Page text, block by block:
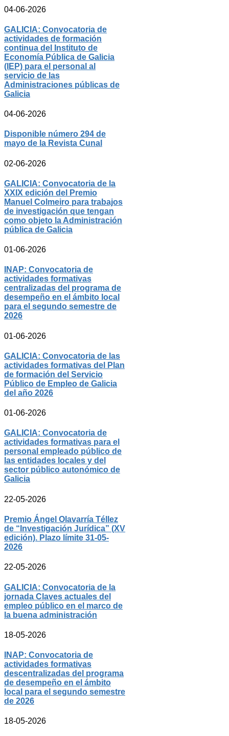
04-06-2026
GALICIA: Convocatoria de
actividades de formación
continua del Instituto de
Economía Pública de Galicia
(IEP) para el personal al
servicio de las
Administraciones públicas de
Galicia
04-06-2026
Disponible número 294 de
mayo de la Revista Cunal
02-06-2026
GALICIA: Convocatoria de la
XXIX edición del Premio
Manuel Colmeiro para trabajos
de investigación que tengan
como objeto la Administración
pública de Galicia
01-06-2026
INAP: Convocatoria de
actividades formativas
centralizadas del programa de
desempeño en el ámbito local
para el segundo semestre de
2026
01-06-2026
GALICIA: Convocatoria de las
actividades formativas del Plan
de formación del Servicio
Público de Empleo de Galicia
del año 2026
01-06-2026
GALICIA: Convocatoria de
actividades formativas para el
personal empleado público de
las entidades locales y del
sector público autonómico de
Galicia
22-05-2026
Premio Ángel Olavarría Téllez
de “Investigación Jurídica” (XV
edición). Plazo límite 31-05-
2026
22-05-2026
GALICIA: Convocatoria de la
jornada Claves actuales del
empleo público en el marco de
la buena administración
18-05-2026
INAP: Convocatoria de
actividades formativas
descentralizadas del programa
de desempeño en el ámbito
local para el segundo semestre
de 2026
18-05-2026